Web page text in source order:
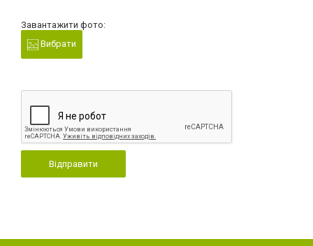
Завантажити фото:
Вибрати
Відправити